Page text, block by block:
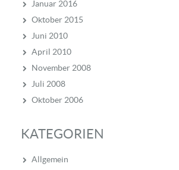
Januar 2016
Oktober 2015
Juni 2010
April 2010
November 2008
Juli 2008
Oktober 2006
KATEGORIEN
Allgemein